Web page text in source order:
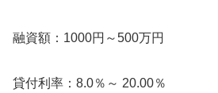
融資額：1000円～500万円
貸付利率：8.0％～ 20.00％